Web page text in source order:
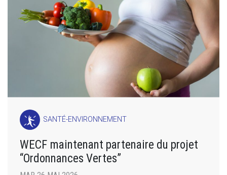
SANTÉ-ENVIRONNEMENT
WECF maintenant partenaire du projet
“Ordonnances Vertes”